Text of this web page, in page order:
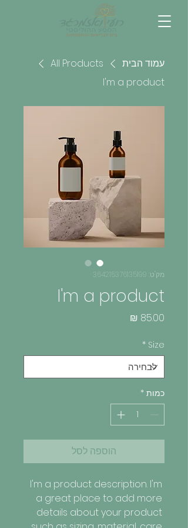
עמוד הבית
All Products
I'm a product
מק"ט: 364215376135199
I'm a product
Size
*
כמות *
הוספה לסל
I'm a product description. I'm
a great place to add more
details about your product